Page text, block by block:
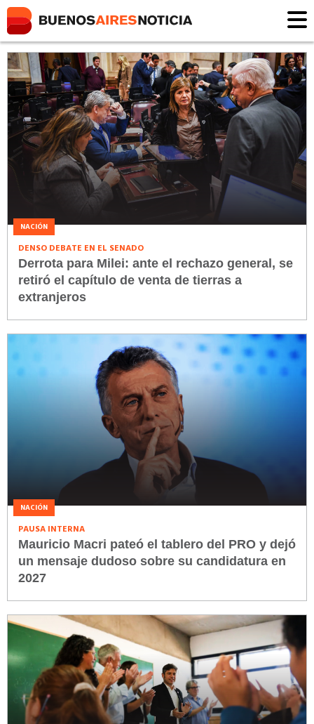
NACIÓN
DENSO DEBATE EN EL SENADO
Derrota para Milei: ante el rechazo general, se
retiró el capítulo de venta de tierras a
extranjeros
NACIÓN
PAUSA INTERNA
Mauricio Macri pateó el tablero del PRO y dejó
un mensaje dudoso sobre su candidatura en
2027